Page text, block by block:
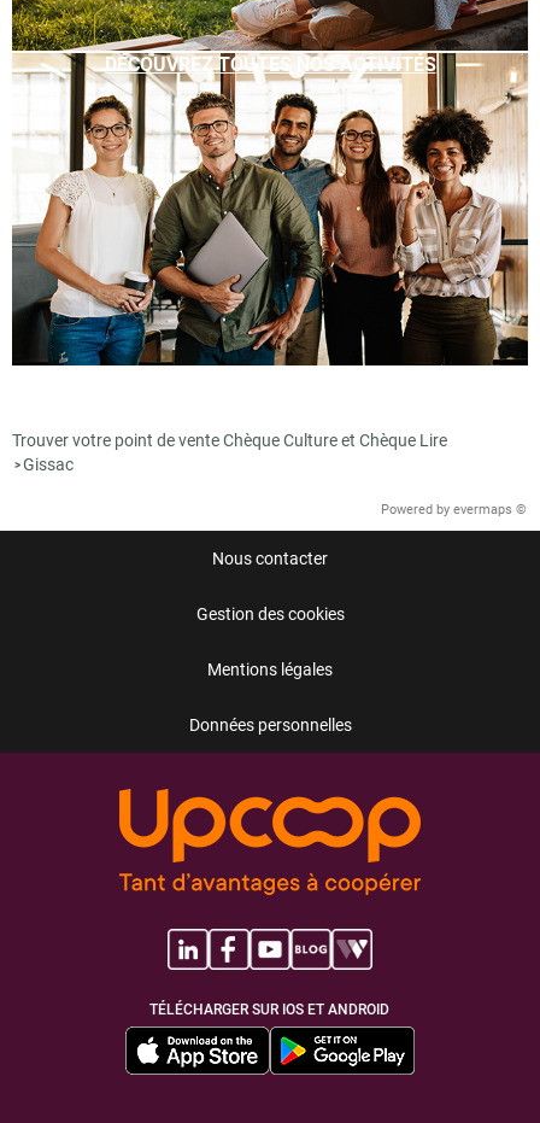
DÉCOUVREZ TOUTES NOS ACTIVITÉS
Trouver votre point de vente Chèque Culture et Chèque Lire
>Gissac
Powered by evermaps ©
Nous contacter
Gestion des cookies
Mentions légales
Données personnelles
TÉLÉCHARGER SUR IOS ET ANDROID